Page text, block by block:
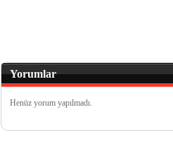
Yorumlar
Henüz yorum yapılmadı.